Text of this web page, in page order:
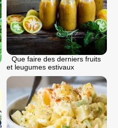
Que faire des derniers fruits
et leugumes estivaux